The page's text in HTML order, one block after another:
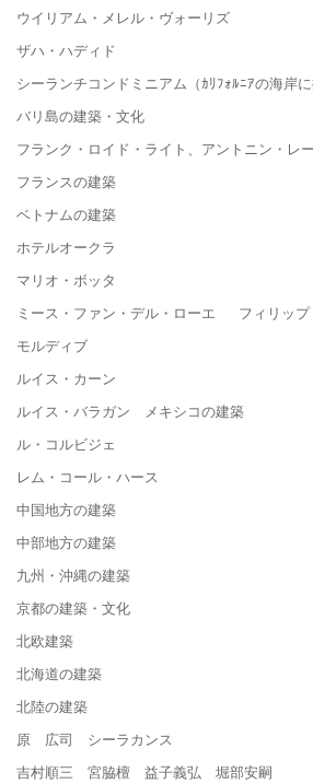
ウイリアム・メレル・ヴォーリズ
ザハ・ハディド
シーランチコンドミニアム（ｶﾘﾌｫﾙﾆｱの海岸に
バリ島の建築・文化
フランク・ロイド・ライト、アントニン・レ
フランスの建築
ベトナムの建築
ホテルオークラ
マリオ・ボッタ
ミース・ファン・デル・ローエ フィリップ
モルディブ
ルイス・カーン
ルイス・バラガン メキシコの建築
ル・コルビジェ
レム・コール・ハース
中国地方の建築
中部地方の建築
九州・沖縄の建築
京都の建築・文化
北欧建築
北海道の建築
北陸の建築
原 広司 シーラカンス
吉村順三 宮脇檀 益子義弘 堀部安嗣